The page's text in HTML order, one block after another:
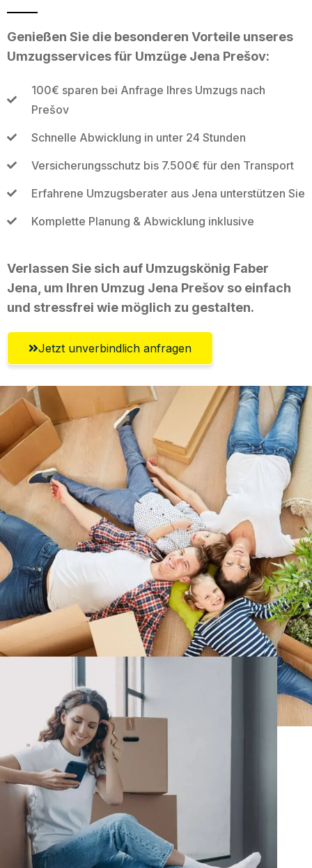
Genießen Sie die besonderen Vorteile unseres
Umzugsservices für Umzüge Jena Prešov:
100€ sparen bei Anfrage Ihres Umzugs nach
Prešov
Schnelle Abwicklung in unter 24 Stunden
Versicherungsschutz bis 7.500€ für den Transport
Erfahrene Umzugsberater aus Jena unterstützen Sie
Komplette Planung & Abwicklung inklusive
Verlassen Sie sich auf Umzugskönig Faber
Jena, um Ihren Umzug Jena Prešov so einfach
und stressfrei wie möglich zu gestalten.
Jetzt unverbindlich anfragen